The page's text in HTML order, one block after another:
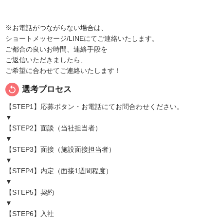
※お電話がつながらない場合は、
ショートメッセージ/LINEにてご連絡いたします。
ご都合の良いお時間、連絡手段を
ご返信いただきましたら、
ご希望に合わせてご連絡いたします！
replay 選考プロセス
【STEP1】応募ボタン・お電話にてお問合わせください。
▼
【STEP2】面談（当社担当者）
▼
【STEP3】面接（施設面接担当者）
▼
【STEP4】内定（面接1週間程度）
▼
【STEP5】契約
▼
【STEP6】入社